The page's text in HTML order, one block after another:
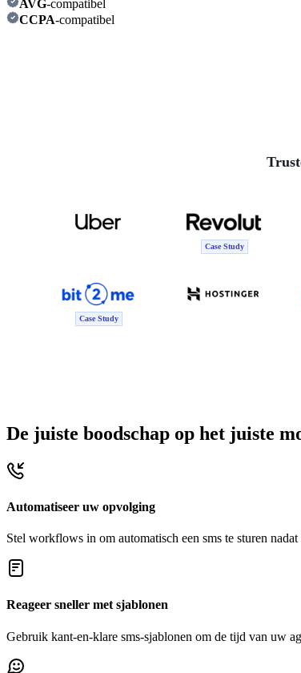
AVG-compatibel
CCPA-compatibel
Case Study
Case Study
De juiste boodschap op het juiste
Automatiseer uw opvolging
Stel workflows in om automatisch een sms te sturen
Reageer sneller met sjablonen
Gebruik kant-en-klare sms-sjablonen om de tijd van uw